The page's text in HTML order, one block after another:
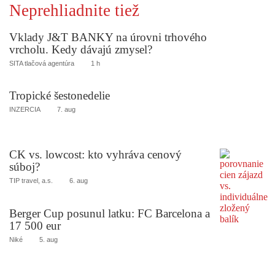
Neprehliadnite tiež
Vklady J&T BANKY na úrovni trhového
vrcholu. Kedy dávajú zmysel?
SITA tlačová agentúra 1 h
Tropické šestonedelie
INZERCIA 7. aug
CK vs. lowcost: kto vyhráva cenový
súboj?
TIP travel, a.s. 6. aug
Berger Cup posunul latku: FC Barcelona a
17 500 eur
Niké 5. aug